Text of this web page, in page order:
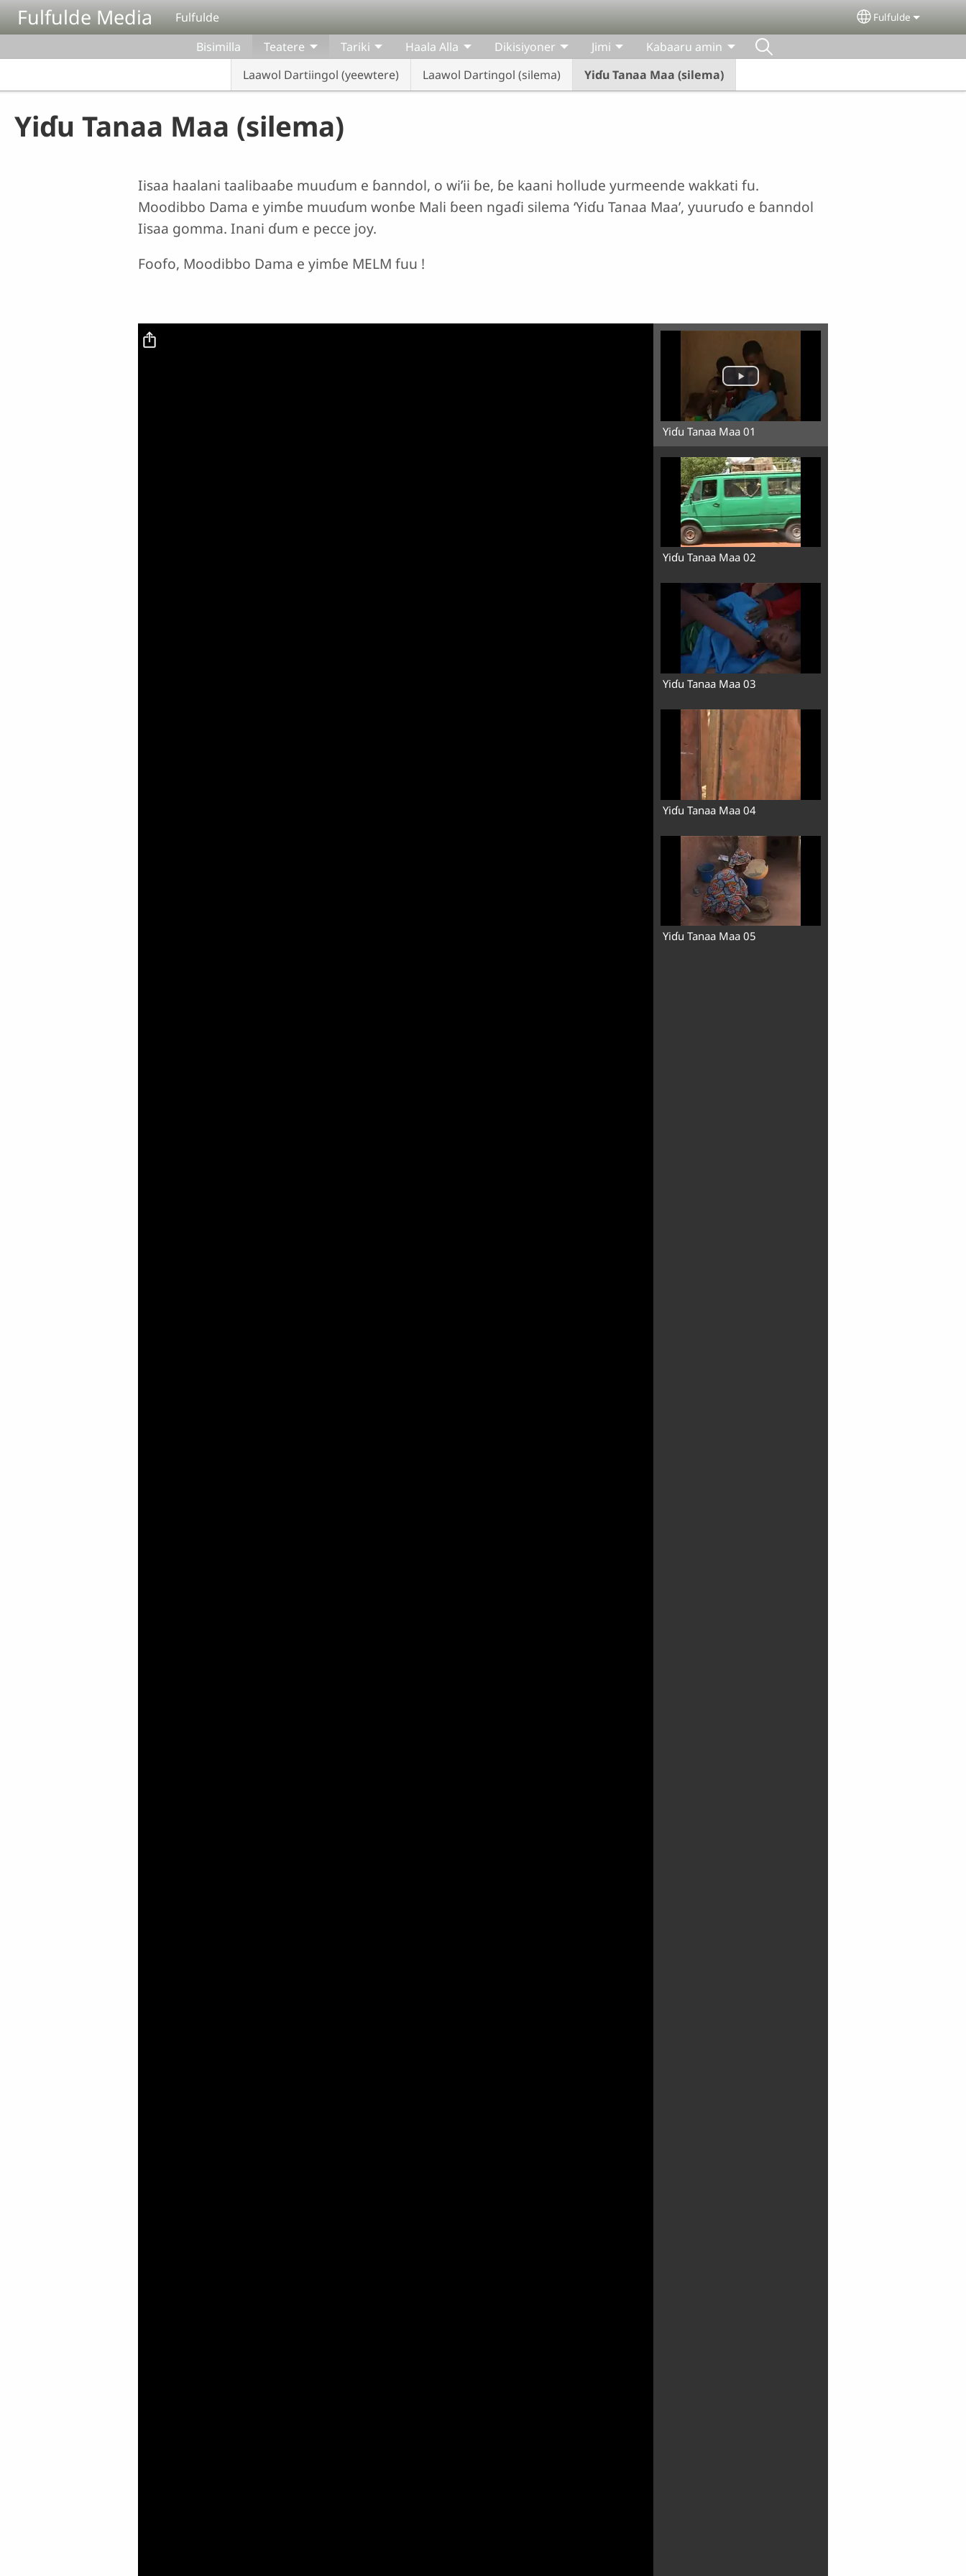
Aller au contenu principal
Fulfulde Media Fulfulde Select your
Fulfulde
Bisimilla
Teatere
Laawol Dartiingol (yeewtere)
Laawol Dartingol (silema) Yiɗu Tanaa Maa (silema)
Tariki Haala Alla Dikisiyoner Jimi Kabaaru amin
Yiɗu Tanaa Maa (silema)
Iisaa haalani taalibaaɓe muuɗum e ɓanndol, o wi’ii ɓe, ɓe kaani hollude yurmeende wakkati fu.
Moodibbo Dama e yimɓe muuɗum wonɓe Mali ɓeen ngaɗi silema ‘Yiɗu Tanaa Maa’, ƴuuruɗo e ɓanndol
Iisaa gomma. Inani ɗum e pecce joy.
Foofo, Moodibbo Dama e yimɓe MELM fuu !
Yiɗu Tanaa Maa 01
Yiɗu Tanaa Maa 02
Yiɗu Tanaa Maa 03
Yiɗu Tanaa Maa 04
Yiɗu Tanaa Maa 05